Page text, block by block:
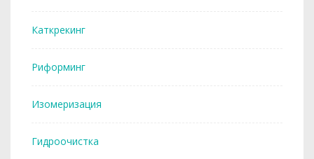
Каткрекинг
Риформинг
Изомеризация
Гидроочистка